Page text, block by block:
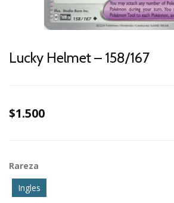
Lucky Helmet – 158/167
$1.500
Rareza
Ingles